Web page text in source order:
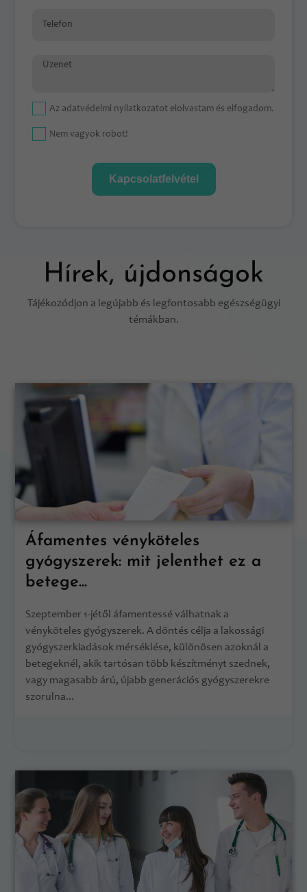
Telefon
Üzenet
Az adatvédelmi nyilatkozatot elolvastam és elfogadom.
Nem vagyok robot!
Kapcsolatfelvétel
Hírek, újdonságok
Tájékozódjon a legújabb és legfontosabb egészségügyi
témákban.
Áfamentes vényköteles
gyógyszerek: mit jelenthet ez a
betege...
Szeptember 1-jétől áfamentessé válhatnak a
vényköteles gyógyszerek. A döntés célja a lakossági
gyógyszerkiadások mérséklése, különösen azoknál a
betegeknél, akik tartósan több készítményt szednek,
vagy magasabb árú, újabb generációs gyógyszerekre
szorulna...